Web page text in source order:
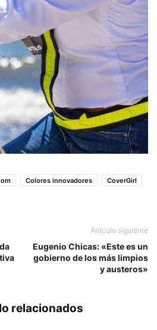
Colores innovadores
CoverGirl
Artículo siguiente
Eugenio Chicas: «Este es un
gobierno de los más limpios
y austeros»
relacionados